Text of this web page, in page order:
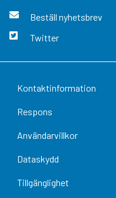
Beställ nyhetsbrev
Twitter
Kontaktinformation
Respons
Användarvillkor
Dataskydd
Tillgänglighet